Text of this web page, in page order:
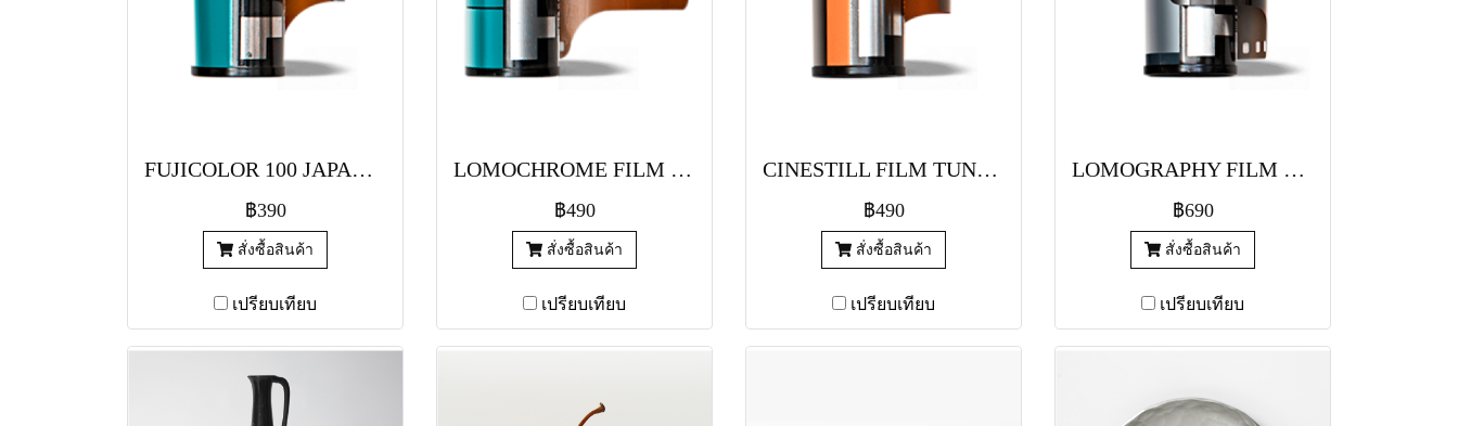
FUJICOLOR 100 JAPAN IMPORTED FILM
฿390
สั่งซื้อสินค้า
เปรียบเทียบ
LOMOCHROME FILM METROPOLIS 100-400
฿490
สั่งซื้อสินค้า
เปรียบเทียบ
CINESTILL FILM TUNGSTEN 800 (35MM)
฿490
สั่งซื้อสินค้า
เปรียบเทียบ
LOMOGRAPHY FILM COLOR NEGATIVE 400
฿690
สั่งซื้อสินค้า
เปรียบเทียบ